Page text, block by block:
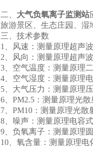
二、 大气负氧离子监测站
旅游景区、生态庄园、湿
三、技术参数
1、风速：测量原理超声
2、风向：测量原理超声
3、空气温度：测量原理
4、空气湿度：测量原理
5、大气压力：测量原理
6、PM2.5：测量原理光散
7、PM10：测量原理光散
8、噪声：测量原理电容
9、负氧离子：测量原理
10、氧含量：测量原理电